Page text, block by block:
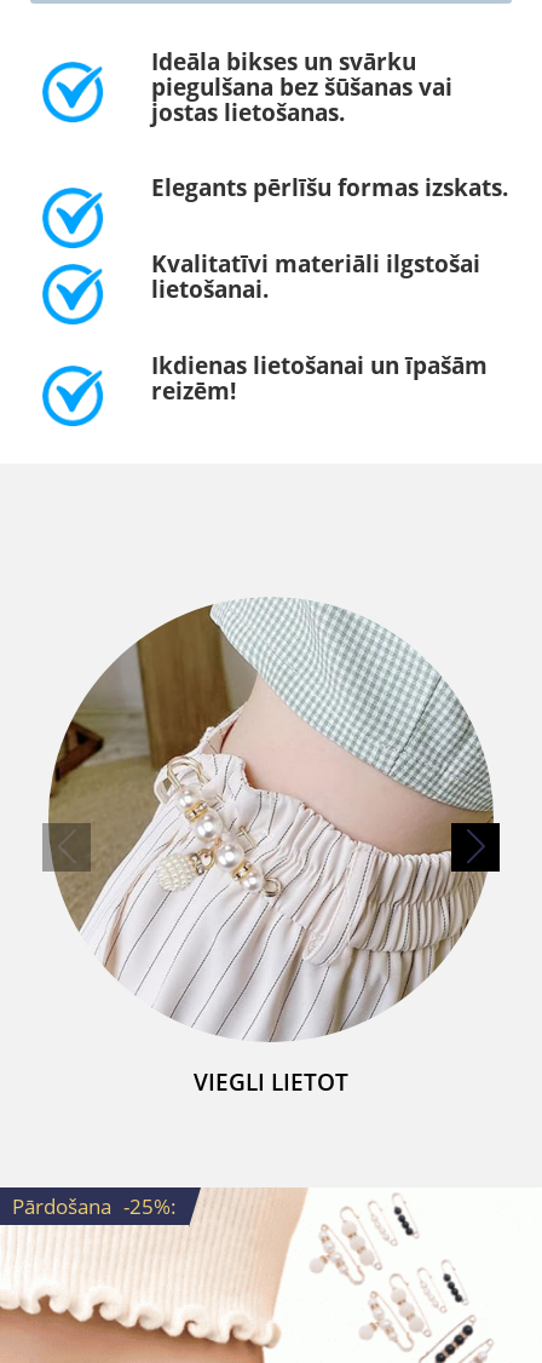
Ideāla bikses un svārku
piegulšana bez šūšanas vai
jostas lietošanas.
Elegants pērlīšu formas izskats.
Kvalitatīvi materiāli ilgstošai
lietošanai.
Ikdienas lietošanai un īpašām
reizēm!
VIEGLI LIETOT
Pārdošana -25%: